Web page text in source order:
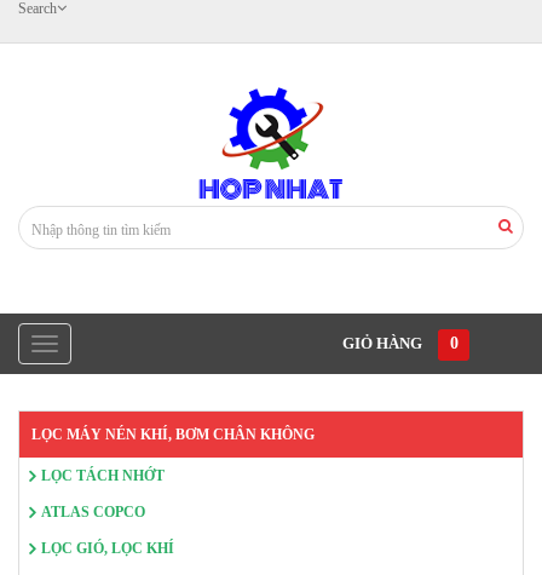
Search
GIỎ HÀNG 0
LỌC MÁY NÉN KHÍ, BƠM CHÂN KHÔNG
LỌC TÁCH NHỚT
ATLAS COPCO
LỌC GIÓ, LỌC KHÍ